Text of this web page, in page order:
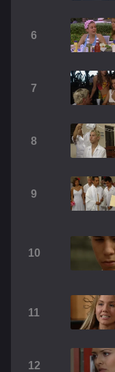
Christian Chavez
Dulce María
6
7
8
9
10
11
12